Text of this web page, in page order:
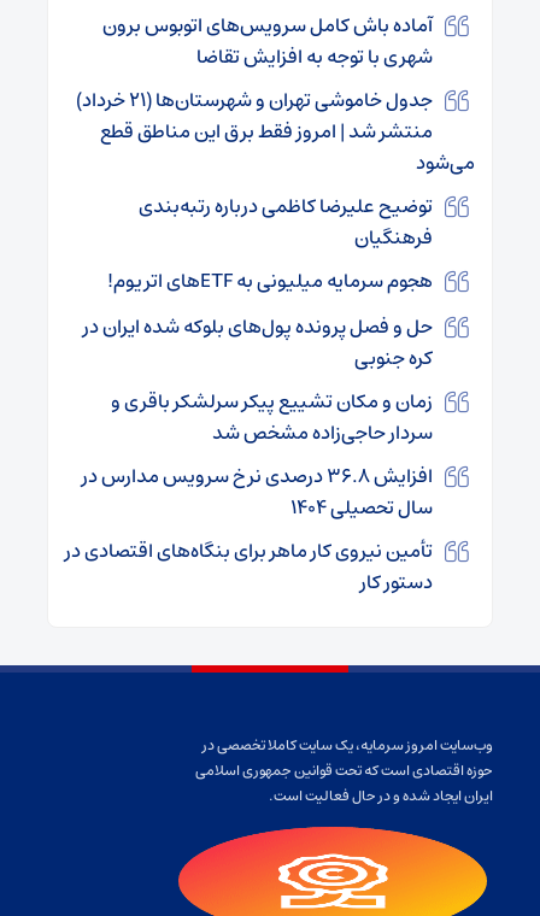
آماده باش کامل سرویس‌های اتوبوس برون
شهری با توجه به افزایش تقاضا
جدول خاموشی تهران و شهرستان‌ها (۲۱ خرداد)
منتشر شد | امروز فقط برق این مناطق قطع
می‌شود
توضیح علیرضا کاظمی درباره رتبه‌بندی
فرهنگیان
هجوم سرمایه میلیونی به ETFهای اتریوم!
حل و فصل پرونده پول‌های بلوکه شده ایران در
کره جنوبی
زمان و مکان تشییع پیکر سرلشکر باقری و
سردار حاجی‌زاده مشخص شد
افزایش ۳۶.۸ درصدی نرخ سرویس مدارس در
سال تحصیلی ۱۴۰۴
تأمین نیروی کار ماهر برای بنگاه‌های اقتصادی در
دستور کار
وب‌سایت امروز سرمایه، یک سایت کاملا تخصصی در
حوزه اقتصادی است که تحت قوانین جمهوری اسلامی
ایران ایجاد شده و در حال فعالیت است.